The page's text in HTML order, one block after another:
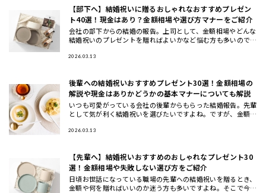
【部下へ】結婚祝いに贈るおしゃれなおすすめプレゼン
ト40選！現金はあり？金額相場や選び方マナーをご紹介
会社の部下からの結婚の報告。上司として、金額相場やどんな
結婚祝いのプレゼントを贈ればよいかなど悩む方も多いのでは
ナーもありま
2026.03.13
後輩への結婚祝いおすすめプレゼント30選！金額相場の
解説や現金はありかどうかの基本マナーについても解説
いつも可愛がっている会社の後輩からもらった結婚報告。先輩
として気が利く結婚祝いを選びたいですよね。ですが、金額相
ナーがたくさ
2026.03.13
【先輩へ】結婚祝いおすすめのおしゃれなプレゼント30
選！金額相場や失敗しない選び方をご紹介
日頃お世話になっている職場の先輩への結婚祝いを贈るとき、
金額や何を贈ればいいのか迷う方も多いですよね。そこで今回